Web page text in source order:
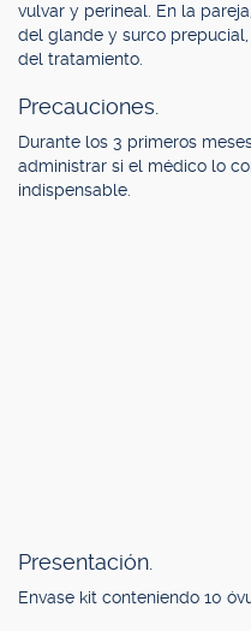
vulvar y perineal. En la
del glande y surco
del tratamiento.
Precauciones.
Durante los 3 primeros
administrar si el médico lo
indispensable.
Presentación.
Envase kit conteniendo 10